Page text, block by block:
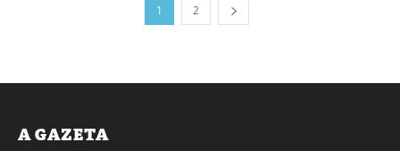
1 2
A GAZETA